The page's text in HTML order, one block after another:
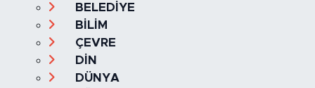
BELEDİYE
BİLİM
ÇEVRE
DİN
DÜNYA